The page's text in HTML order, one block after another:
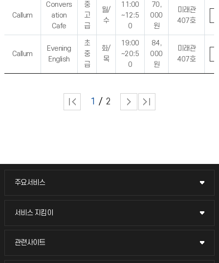
Callum
Convers
ation
Cafe
중
고
급
월/
수
11:00
~12:5
0
70,
000
원
미래관
407호
Callum
Evening
English
초
중
급
화/
목
19:00
~20:5
0
84,
000
원
미래관
407호
1 2
주요서비스
주요서비스
교무회의방송
서비스 지킴이
서비스 지킴이
묻고 답하기
관련사이트
관련사이트